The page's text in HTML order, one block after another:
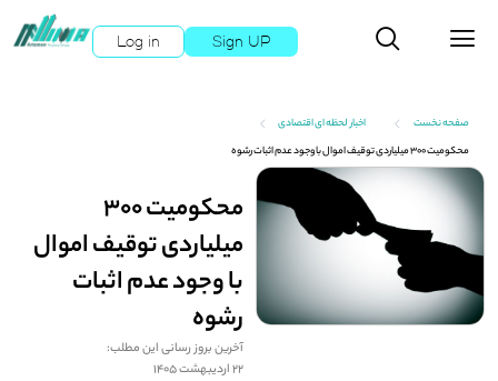
Log in Sign UP
صفحه نخست
اخبار لحظه ای اقتصادی
محکومیت 300 میلیاردی توقیف اموال با وجود عدم اثبات رشوه
محکومیت 300
میلیاردی توقیف اموال
با وجود عدم اثبات
رشوه
آخرین بروز رسانی این مطلب:
22 اردیبهشت 1405